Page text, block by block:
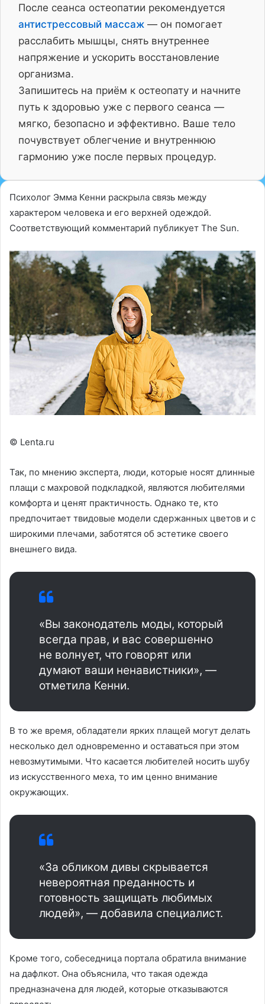
После сеанса остеопатии рекомендуется
антистрессовый массаж — он помогает
расслабить мышцы, снять внутреннее
напряжение и ускорить восстановление
организма.
Запишитесь на приём к остеопату и начните
путь к здоровью уже с первого сеанса —
мягко, безопасно и эффективно. Ваше тело
почувствует облегчение и внутреннюю
гармонию уже после первых процедур.
Психолог Эмма Кенни раскрыла связь между
характером человека и его верхней одеждой.
Соответствующий комментарий публикует The Sun.
© Lenta.ru
Так, по мнению эксперта, люди, которые носят длинные
плащи с махровой подкладкой, являются любителями
комфорта и ценят практичность. Однако те, кто
предпочитает твидовые модели сдержанных цветов и с
широкими плечами, заботятся об эстетике своего
внешнего вида.
«Вы законодатель моды, который
всегда прав, и вас совершенно
не волнует, что говорят или
думают ваши ненавистники», —
отметила Кенни.
В то же время, обладатели ярких плащей могут делать
несколько дел одновременно и оставаться при этом
невозмутимыми. Что касается любителей носить шубу
из искусственного меха, то им ценно внимание
окружающих.
«За обликом дивы скрывается
невероятная преданность и
готовность защищать любимых
людей», — добавила специалист.
Кроме того, собеседница портала обратила внимание
на дафлкот. Она объяснила, что такая одежда
предназначена для людей, которые отказываются